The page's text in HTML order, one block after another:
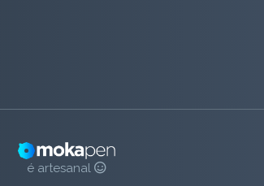
é artesanal